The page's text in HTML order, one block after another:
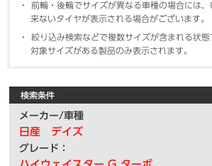
前輪・後輪でサイズが異なる車種の場合には
来ないタイヤが表示される場合がございます。
絞り込み検索などで複数サイズが含まれる状態
対象サイズがある製品のみ表示されます。
検索条件
メーカー/車種
日産 デイズ
グレード：